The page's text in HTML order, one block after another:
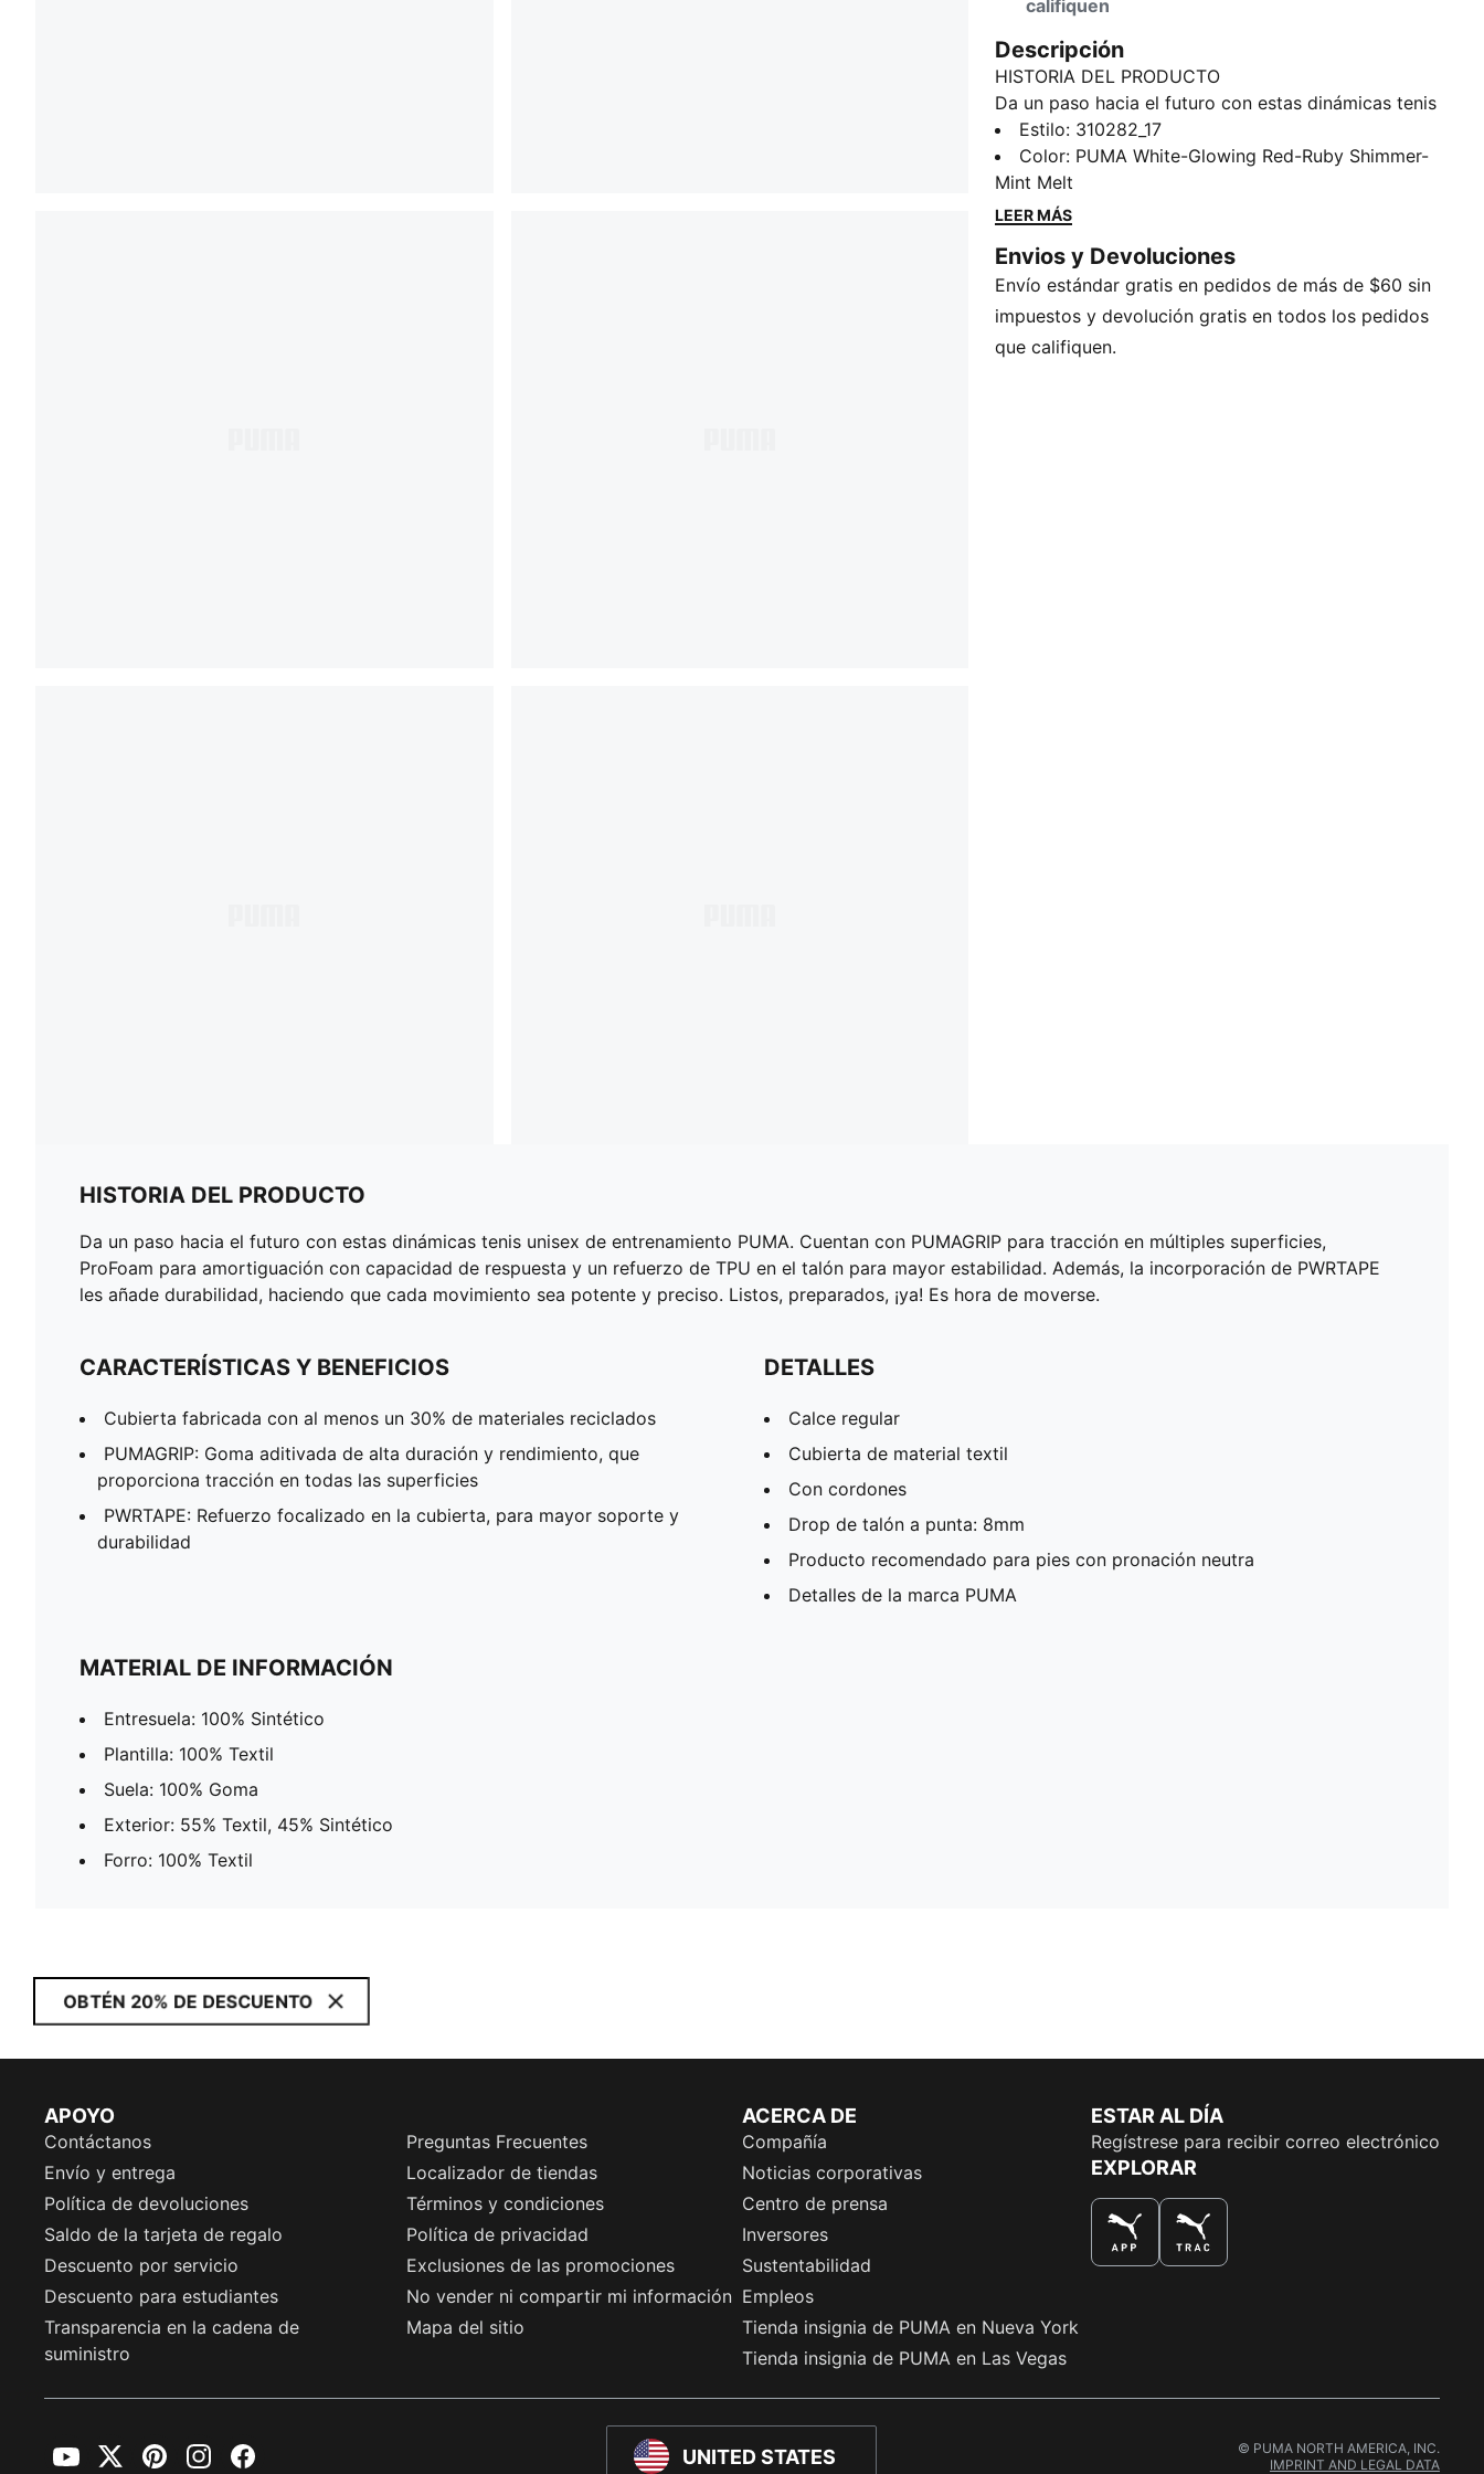
califiquen
Descripción
HISTORIA DEL PRODUCTO
Da un paso hacia el futuro con estas dinámicas tenis
unisex de entrenamiento PUMA. Cuentan con
PUMAGRIP para tracción en múltiples superficies,
ProFoam para amortiguación con capacidad de
respuesta y un refuerzo de TPU en el talón para
PWRTAPE les añade durabilidad, haciendo que cada
movimiento sea potente y preciso. Listos,
preparados, ¡ya! Es hora de moverse.
CARACTERÍSTICAS Y BENEFICIOS
Estilo: 310282_17
Color: PUMA White-Glowing Red-Ruby Shimmer-
Mint Melt
LEER MÁS
Envios y Devoluciones
Envío estándar gratis en pedidos de más de $60 sin
impuestos y devolución gratis en todos los pedidos
que califiquen.
HISTORIA DEL PRODUCTO
Da un paso hacia el futuro con estas dinámicas tenis unisex de entrenamiento PUMA. Cuentan con PUMAGRIP para tracción en múltiples superficies,
ProFoam para amortiguación con capacidad de respuesta y un refuerzo de TPU en el talón para mayor estabilidad. Además, la incorporación de PWRTAPE
les añade durabilidad, haciendo que cada movimiento sea potente y preciso. Listos, preparados, ¡ya! Es hora de moverse.
CARACTERÍSTICAS Y BENEFICIOS
Cubierta fabricada con al menos un 30% de materiales reciclados
PUMAGRIP: Goma aditivada de alta duración y rendimiento, que
proporciona tracción en todas las superficies
PWRTAPE: Refuerzo focalizado en la cubierta, para mayor soporte y
durabilidad
DETALLES
Calce regular
Cubierta de material textil
Con cordones
Drop de talón a punta: 8mm
Producto recomendado para pies con pronación neutra
Detalles de la marca PUMA
MATERIAL DE INFORMACIÓN
Entresuela: 100% Sintético
Plantilla: 100% Textil
Suela: 100% Goma
Exterior: 55% Textil, 45% Sintético
Forro: 100% Textil
OBTÉN 20% DE DESCUENTO
APOYO
Contáctanos
Preguntas Frecuentes
Envío y entrega
Localizador de tiendas
Política de devoluciones
Términos y condiciones
Saldo de la tarjeta de regalo
Política de privacidad
Descuento por servicio
Exclusiones de las promociones
Descuento para estudiantes
No vender ni compartir mi información
Transparencia en la cadena de
suministro
Mapa del sitio
ACERCA DE
Compañía
Noticias corporativas
Centro de prensa
Inversores
Sustentabilidad
Empleos
Tienda insignia de PUMA en Nueva York
Tienda insignia de PUMA en Las Vegas
ESTAR AL DÍA
Regístrese para recibir correo electrónico
EXPLORAR
UNITED STATES
YouTubeTwitterPinterestInstagramFacebook
© PUMA NORTH AMERICA, INC.
IMPRINT AND LEGAL DATA